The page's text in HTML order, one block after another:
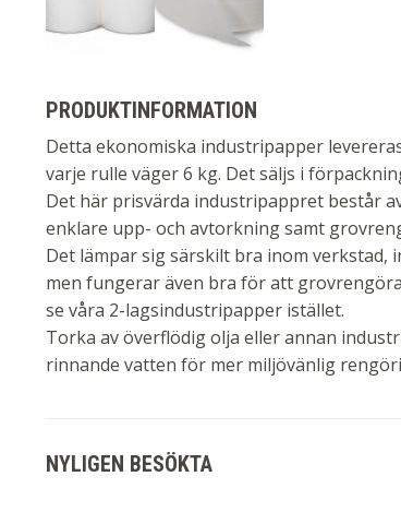
PRODUKTINFORMATION
Detta ekonomiska industripapper
varje rulle väger 6 kg. Det säljs i
Det här prisvärda industripappret består
enklare upp- och avtorkning samt
Det lämpar sig särskilt bra inom verkstad,
men fungerar även bra för att
se våra 2-lagsindustripapper istället.
Torka av överflödig olja eller annan
rinnande vatten för mer miljövänlig
NYLIGEN BESÖKTA